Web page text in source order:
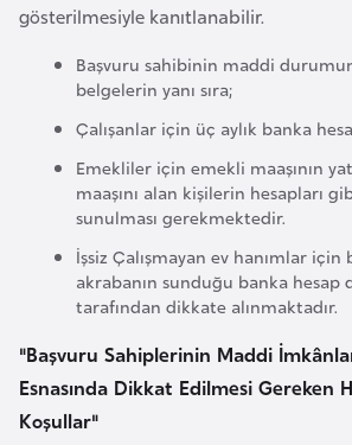
gösterilmesiyle kanıtlanabilir.
Başvuru sahibinin maddi
belgelerin yanı sıra;
Çalışanlar için üç aylık banka
Emekliler için emekli maaşının
maaşını alan kişilerin hesapları
sunulması gerekmektedir.
İşsiz Çalışmayan ev hanımlar
akrabanın sunduğu banka hesap
tarafından dikkate alınmaktadır.
"Başvuru Sahiplerinin Maddi
Esnasında Dikkat Edilmesi Gereken
Koşullar"
n
B
e